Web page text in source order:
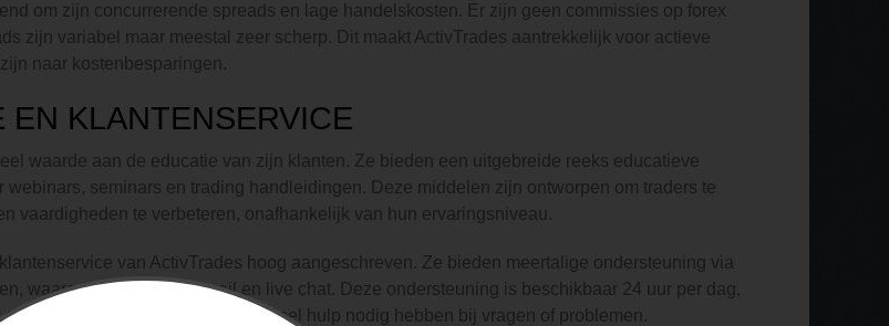
om zijn concurrerende spreads en lage handelskosten. Er zijn geen commissies op forex
zijn variabel maar meestal zeer scherp. Dit maakt ActivTrades aantrekkelijk voor actieve
naar kostenbesparingen.
EN KLANTENSERVICE
waarde aan de educatie van zijn klanten. Ze bieden een uitgebreide reeks educatieve
webinars, seminars en trading handleidingen. Deze middelen zijn ontworpen om traders te
vaardigheden te verbeteren, onafhankelijk van hun ervaringsniveau.
van ActivTrades hoog aangeschreven. Ze bieden meertalige ondersteuning via
waaronder telefoon, e-mail en live chat. Deze ondersteuning is beschikbaar 24 uur per dag,
wat essentieel is voor traders die snel hulp nodig hebben bij vragen of problemen.